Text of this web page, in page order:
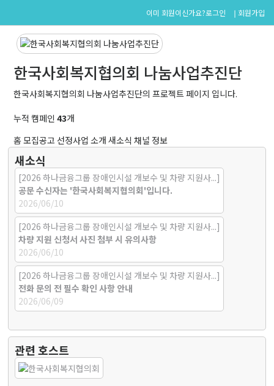
이미 회원이신가요?로그인 회원가입
한국사회복지협의회 나눔사업추진단
한국사회복지협의회 나눔사업추진단의 프로젝트 페이지 입니다.
누적 캠페인43개
홈모집공고 선정사업 소개새소식채널 정보
새소식
[2026 하나금융그룹 장애인시설 개보수 및 차량 지원사...]
공문 수신자는 '한국사회복지협의회'입니다.
2026/06/10
[2026 하나금융그룹 장애인시설 개보수 및 차량 지원사...]
차량 지원 신청서 사진 첨부 시 유의사항
2026/06/10
[2026 하나금융그룹 장애인시설 개보수 및 차량 지원사...]
전화 문의 전 필수 확인 사항 안내
2026/06/09
관련 호스트